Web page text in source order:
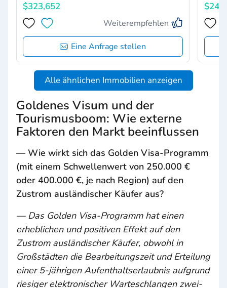
$323,652
Weiterempfehlen
Eine Anfrage stellen
Alle ähnlichen Immobilien anzeigen
Goldenes Visum und der
Tourismusboom: Wie externe
Faktoren den Markt beeinflussen
— Wie wirkt sich das Golden Visa-Programm
(mit einem Schwellenwert von 250.000 €
oder 400.000 €, je nach Region) auf den
Zustrom ausländischer Käufer aus?
— Das Golden Visa-Programm hat einen
erheblichen und positiven Effekt auf den
Zustrom ausländischer Käufer, obwohl in
Großstädten die Bearbeitungszeit und Erteilung
einer 5-jährigen Aufenthaltserlaubnis aufgrund
riesiger elektronischer Warteschlangen zwei-